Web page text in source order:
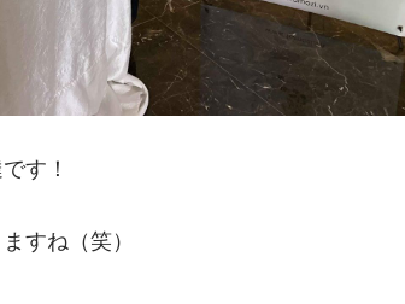
す！
すね（笑）